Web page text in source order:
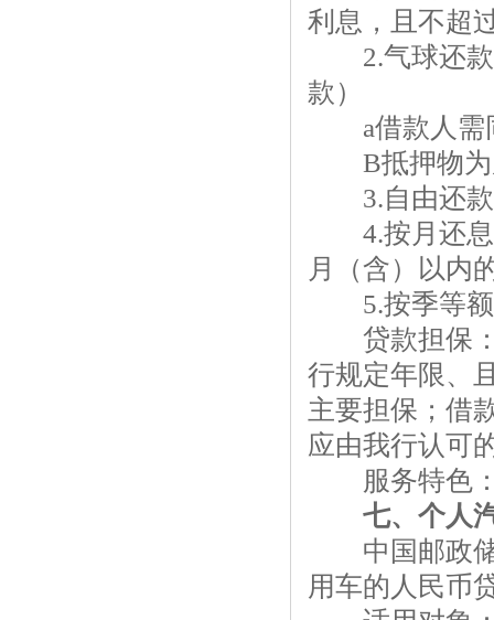
利息，且不超
2.气球还款
款）
a借款人需同
B抵押物为
3.自由还款
4.按月还息
月（含）以内
5.按季等额
贷款担保：
行规定年限、
主要担保；借
应由我行认可
服务特色：
七、个人
中国邮政储
用车的人民币